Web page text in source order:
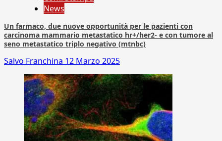
News
Un farmaco, due nuove opportunità per le pazienti con
carcinoma mammario metastatico hr+/her2- e con tumore al
seno metastatico triplo negativo (mtnbc)
Salvo Franchina 12 Marzo 2025